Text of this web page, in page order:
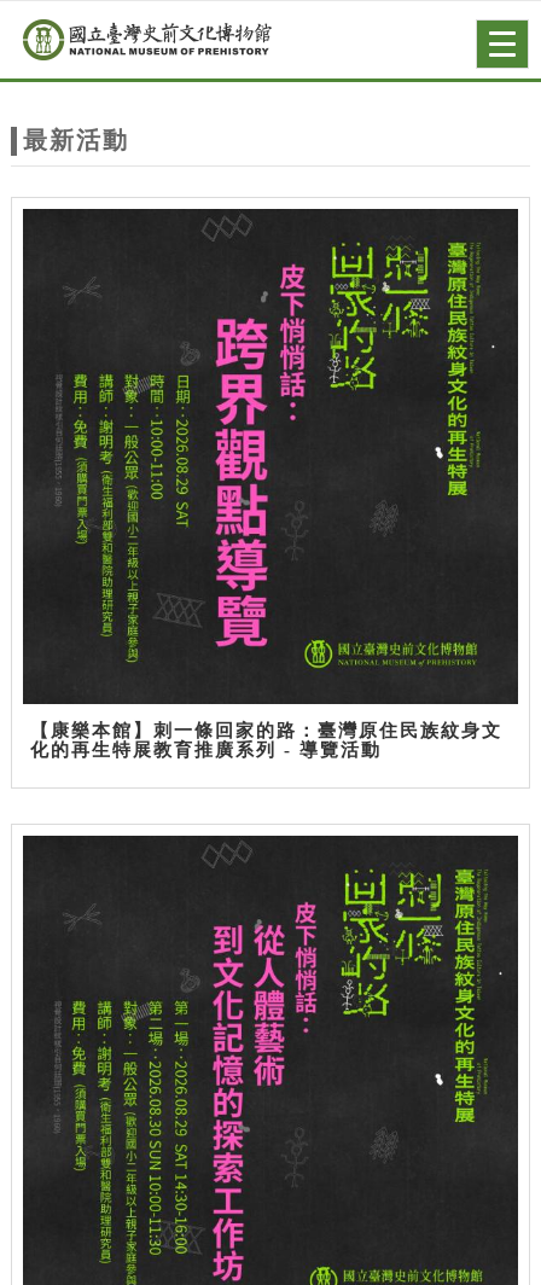
站
主
跳到主要內容
網站導覽
最新活動
【康樂本館】刺一條回家的路：臺灣原住民族紋身文
化的再生特展教育推廣系列 - 導覽活動